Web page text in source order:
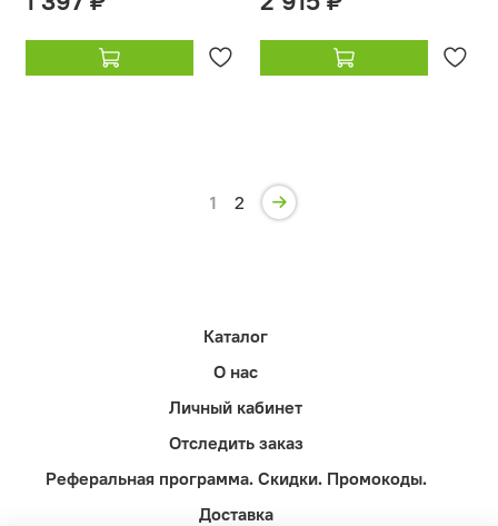
1 2
Каталог
О нас
Личный кабинет
Отследить заказ
Реферальная программа. Скидки. Промокоды.
Доставка